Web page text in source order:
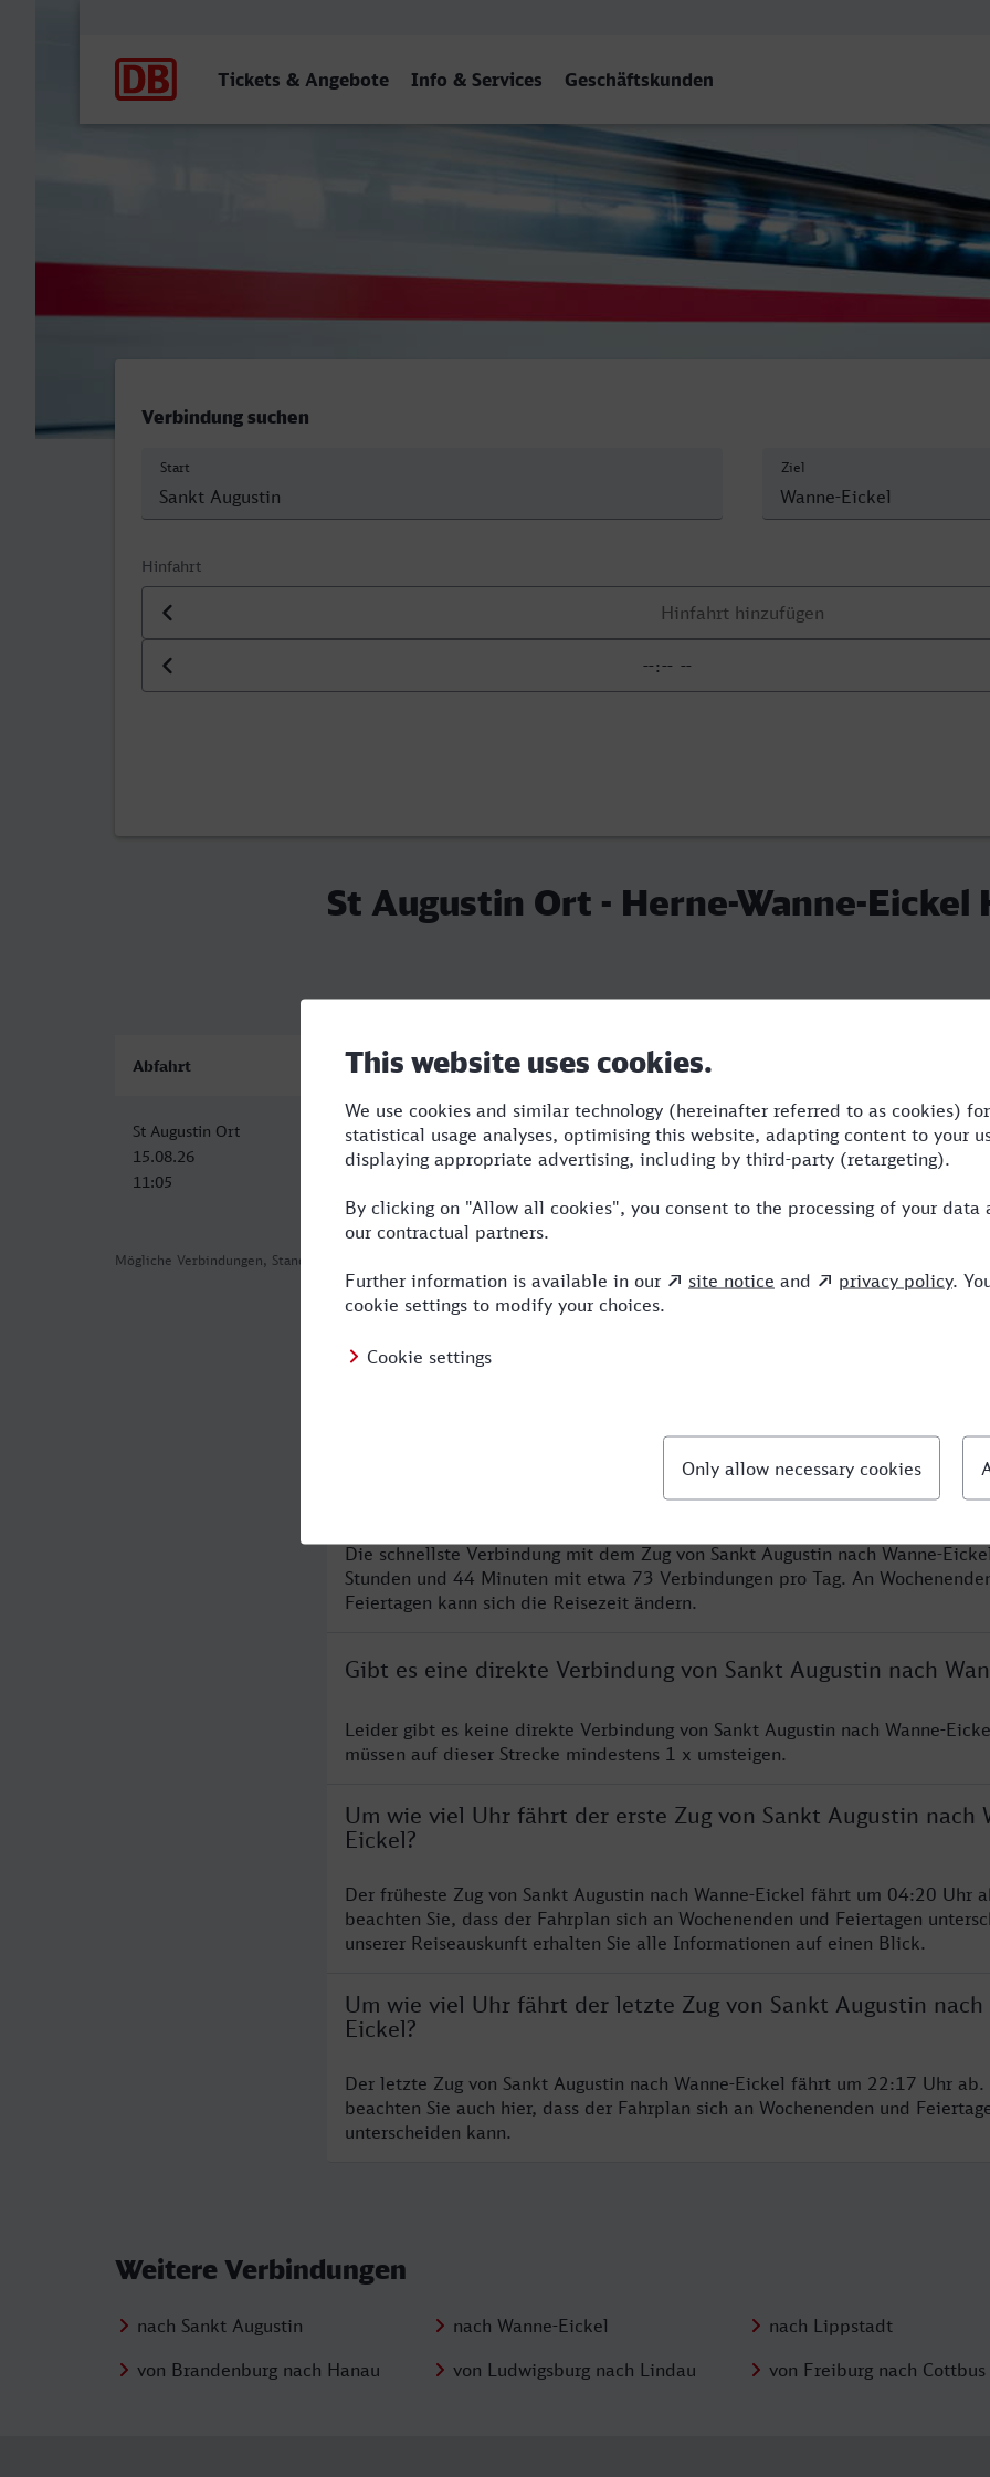
Tickets & Angebote Info & Services Geschäftskunden
St Augustin Ort - Herne-Wanne-Eickel Hbf
Verbindung suchen
Start Ziel
Hinfahrt
Datum der Hinfahrt
Uhrzeit der Hinfahrt
St Augustin Ort - Herne-Wanne-Eickel
Mögliche Verbindungen, Stand: 2026-08-01 02:13
Abfahrt Ankunft Dauer
St Augustin Ort
15.08.26
11:05
Herne-Wanne-Eickel Hbf
15.08.26
1:44 2 STR,ICE,IC
Was ist die schnellste Verbindung von Sankt Augustin nach
Die schnellste Verbindung mit dem Zug von Sankt Augustin nach Wanne-
Stunden und 44 Minuten mit etwa 73 Verbindungen pro Tag. An
Feiertagen kann sich die Reisezeit ändern.
Gibt es eine direkte Verbindung von Sankt Augustin nach
Leider gibt es keine direkte Verbindung von Sankt Augustin nach Wanne-
müssen auf dieser Strecke mindestens 1 x umsteigen.
Um wie viel Uhr fährt der erste Zug von Sankt Augustin nach
Eickel?
Der früheste Zug von Sankt Augustin nach Wanne-Eickel fährt um 04:20 Uhr
beachten Sie, dass der Fahrplan sich an Wochenenden und Feiertagen
unserer Reiseauskunft erhalten Sie alle Informationen auf einen Blick.
Um wie viel Uhr fährt der letzte Zug von Sankt Augustin nach
Eickel?
Der letzte Zug von Sankt Augustin nach Wanne-Eickel fährt um 22:17 Uhr
beachten Sie auch hier, dass der Fahrplan sich an Wochenenden und
unterscheiden kann.
Weitere Verbindungen
nach Sankt Augustin nach Wanne-Eickel nach Lippstadt
von Brandenburg nach Hanau
von Ludwigsburg nach Lindau von Freiburg nach Cottbus